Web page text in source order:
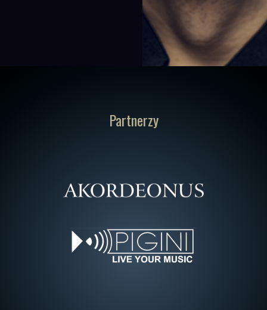
Partnerzy